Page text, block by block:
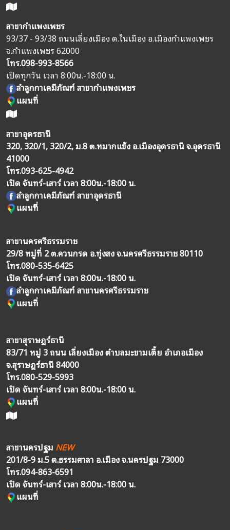
สาขากำแพงเพชร
93/37 - 93/38 ถนนเลี่ยงเมือง ต.ในเมือง อ.เมืองกำแพงเพชร
จ.กำแพงเพชร 62000
โทร.098-993-8566
เปิดทุกวัน เวลา 8:00น.-18:00 น.
ลำลูกกาเคมีภัณฑ์ สาขากำแพงเพชร
แผนที่
สาขาอุดรธานี
320, 320/1, 320/2, ม.8 ต.หมากแข้ง อ.เมืองอุดรธานี จ.อุดรธานี
41000
โทร.093-625-4942
เปิด จันทร์-เสาร์ เวลา 8:00น.-18:00 น.
ลำลูกกาเคมีภัณฑ์ สาขาอุดรธานี
แผนที่
สาขานครศรีธรรมราช
29/8 หมู่ที่ 2 ต.ควนกรด อ.ทุ่งสง จ.นครศรีธรรมราช 80110
โทร.080-535-6425
เปิด จันทร์-เสาร์ เวลา 8:00น.-18:00 น.
ลำลูกกาเคมีภัณฑ์ สาขานครศรีธรรมราช
แผนที่
สาขาสุราษฎร์ธานี
83/71 หมู่ 3 ถนน เลี่ยงเมือง ตำบลมะขามเตี้ย อำเภอเมือง
จ.สุราษฎร์ธานี 84000
โทร.080-529-5993
เปิด จันทร์-เสาร์ เวลา 8:00น.-18:00 น.
แผนที่
สาขานครปฐม NEW
201/8-9 ม.5 ต.ธรรมศาลา อ.เมือง จ.นครปฐม 73000
โทร.094-863-6591
เปิด จันทร์-เสาร์ เวลา 8:00น.-18:00 น.
แผนที่